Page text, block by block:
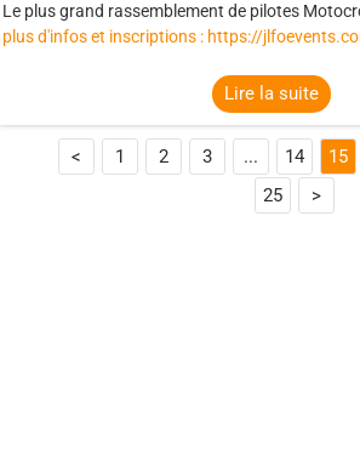
Le plus grand rassemblement de pilotes
plus d'infos et inscriptions : https://
Lire la suite
< 1 2 3 ... 14 15
25
>